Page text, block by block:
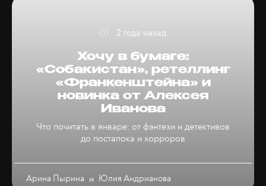
Хочу в бумаге:
«Собакистан», ретеллинг
«Франкенштейна» и
новинка от Алексея
Иванова
Что почитать в январе: от фэнтези и детективов
до постапока и хорроров
Арина Пырина и Юлия Андрианова
2 года назад